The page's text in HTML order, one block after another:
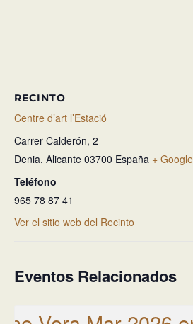
RECINTO
Centre d’art l’Estació
Carrer Calderón, 2
Denia, Alicante 03700 España +
Teléfono
965 78 87 41
Ver el sitio web del Recinto
Eventos Relacionados